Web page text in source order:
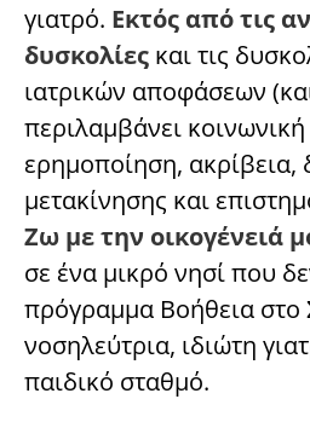
γιατρό. Εκτός από τις
δυσκολίες και τις
ιατρικών αποφάσεων
περιλαμβάνει
ερημοποίηση, ακρίβεια,
μετακίνησης και
Ζω με την οικογένειά
σε ένα μικρό νησί που
πρόγραμμα Βοήθεια στο
νοσηλεύτρια, ιδιώτη
παιδικό σταθμό.